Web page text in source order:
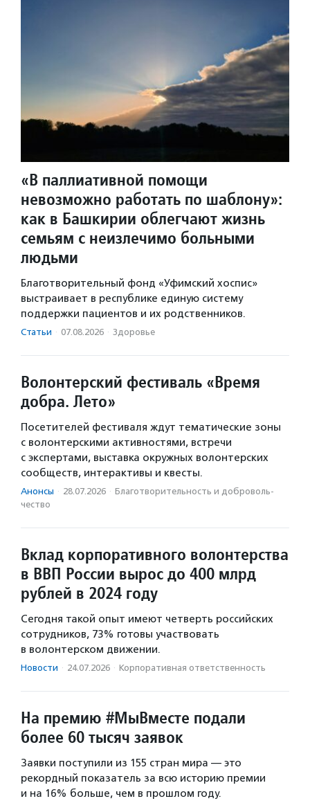
«В паллиативной помощи
невозможно работать по шаблону»:
как в Башкирии облегчают жизнь
семьям с неизлечимо больными
людьми
Благотворительный фонд «Уфимский хоспис»
выстраивает в республике единую систему
поддержки пациентов и их родственников.
Статьи · 07.08.2026 · Здоровье
Волонтерский фестиваль «Время
добра. Лето»
Посетителей фестиваля ждут тематические зоны
с волонтерскими активностями, встречи
с экспертами, выставка окружных волонтерских
сообществ, интерактивы и квесты.
Анонсы · 28.07.2026 · Благотвори­тель­ность и доброволь­
чест­во
Вклад корпоративного волонтерства
в ВВП России вырос до 400 млрд
рублей в 2024 году
Сегодня такой опыт имеют четверть российских
сотрудников, 73% готовы участвовать
в волонтерском движении.
Новости · 24.07.2026 · Корпоративная ответственность
На премию #МыВместе подали
более 60 тысяч заявок
Заявки поступили из 155 стран мира — это
рекордный показатель за всю историю премии
и на 16% больше, чем в прошлом году.